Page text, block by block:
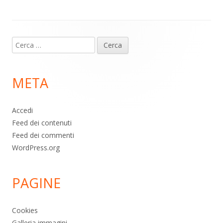
piè
pagina
Ricerca
per:
META
Accedi
Feed dei contenuti
Feed dei commenti
WordPress.org
PAGINE
Cookies